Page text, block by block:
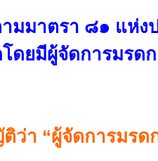
มมาตรา ๘๑ แห่ง
ดยมีผู้จัดการมรด
า “ผู้จัดการมรด